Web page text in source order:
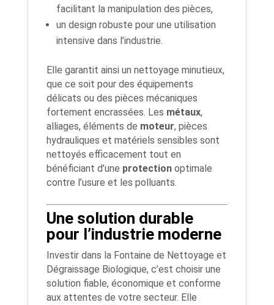
facilitant la manipulation des pièces,
un design robuste pour une utilisation
intensive dans l’industrie.
Elle garantit ainsi un nettoyage minutieux,
que ce soit pour des équipements
délicats ou des pièces mécaniques
fortement encrassées. Les métaux,
alliages, éléments de moteur, pièces
hydrauliques et matériels sensibles sont
nettoyés efficacement tout en
bénéficiant d’une protectionoptimale
contre l’usure et les polluants.
Une solution durable
pour l’industrie moderne
Investir dans la Fontaine de Nettoyage et
Dégraissage Biologique, c’est choisir une
solution fiable, économique et conforme
aux attentes de votre secteur. Elle